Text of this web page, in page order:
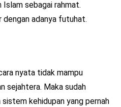
Islam sebagai rahmat.
adanya futuhat.
nyata tidak mampu
sejahtera. Maka sudah
kehidupan yang pernah